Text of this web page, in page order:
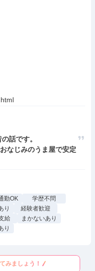
話です。
なじみのうま屋で安定
勤OK
学歴不問
り
経験者歓迎
給
まかないあり
り
みましょう！